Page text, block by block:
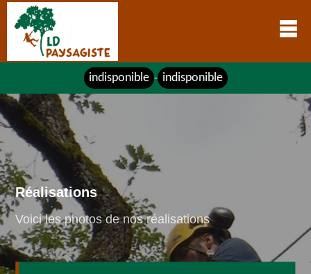
indisponible - indisponible
Réalisations
Voici les photos de nos réalisations